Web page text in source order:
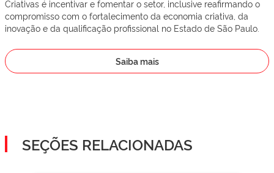
Criativas é incentivar e fomentar o setor, inclusive reafirmando o
compromisso com o fortalecimento da economia criativa, da
inovação e da qualificação profissional no Estado de São Paulo.
Saiba mais
SEÇÕES RELACIONADAS